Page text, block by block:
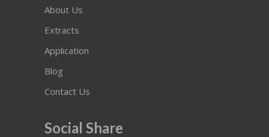
About Us
Extracts
Application
Blog
Contact Us
Social Share